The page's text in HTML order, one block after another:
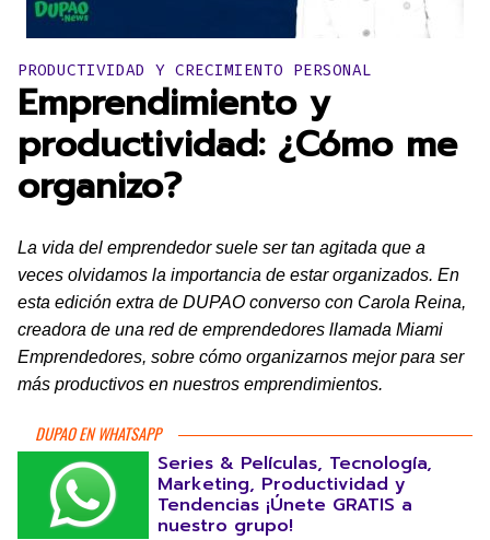
Publicado en:
PRODUCTIVIDAD Y CRECIMIENTO PERSONAL
Emprendimiento y
productividad: ¿Cómo me
organizo?
La vida del emprendedor suele ser tan agitada que a
veces olvidamos la importancia de estar organizados. En
esta edición extra de DUPAO converso con Carola Reina,
creadora de una red de emprendedores llamada Miami
Emprendedores, sobre cómo organizarnos mejor para ser
más productivos en nuestros emprendimientos.
DUPAO EN WHATSAPP
Series & Películas, Tecnología,
Marketing, Productividad y
Tendencias ¡Únete GRATIS a
nuestro grupo!